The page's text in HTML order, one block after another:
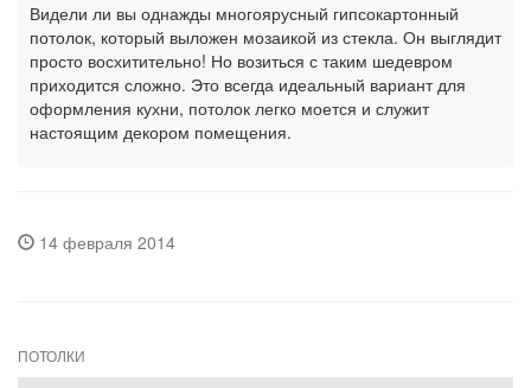
Видели ли вы однажды многоярусный гипсокартонный
потолок, который выложен мозаикой из стекла. Он выглядит
просто восхитительно! Но возиться с таким шедевром
приходится сложно. Это всегда идеальный вариант для
оформления кухни, потолок легко моется и служит
настоящим декором помещения.
14 февраля 2014
ПОТОЛКИ